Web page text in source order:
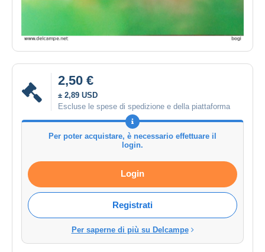
2,50 €
± 2,89 USD
Escluse le spese di spedizione e della piattaforma
Per poter acquistare, è necessario effettuare il
login.
Login
Registrati
Per saperne di più su Delcampe